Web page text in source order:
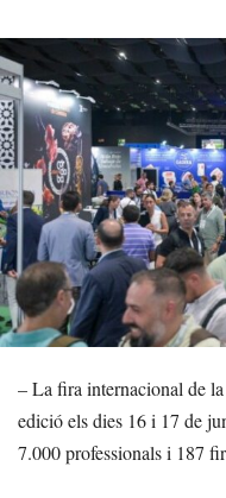
– La fira internacional de
edició els dies 16 i 17 de
7.000 professionals i 187